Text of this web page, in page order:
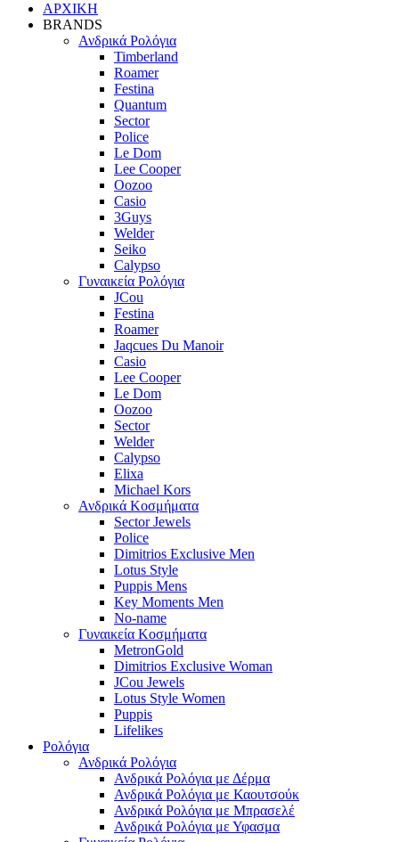
ΑΡΧΙΚΗ
BRANDS
Ανδρικά Ρολόγια
Timberland
Roamer
Festina
Quantum
Sector
Police
Le Dom
Lee Cooper
Oozoo
Casio
3Guys
Welder
Seiko
Calypso
Γυναικεία Ρολόγια
JCou
Festina
Roamer
Jaqcues Du Manoir
Casio
Lee Cooper
Le Dom
Oozoo
Sector
Welder
Calypso
Elixa
Michael Kors
Ανδρικά Κοσμήματα
Sector Jewels
Police
Dimitrios Exclusive Men
Lotus Style
Puppis Mens
Key Moments Men
No-name
Γυναικεία Κοσμήματα
MetronGold
Dimitrios Exclusive Woman
JCou Jewels
Lotus Style Women
Puppis
Lifelikes
Ρολόγια
Ανδρικά Ρολόγια
Ανδρικά Ρολόγια με Δέρμα
Ανδρικά Ρολόγια με Καουτσούκ
Ανδρικά Ρολόγια με Μπρασελέ
Ανδρικά Ρολόγια με Υφασμα